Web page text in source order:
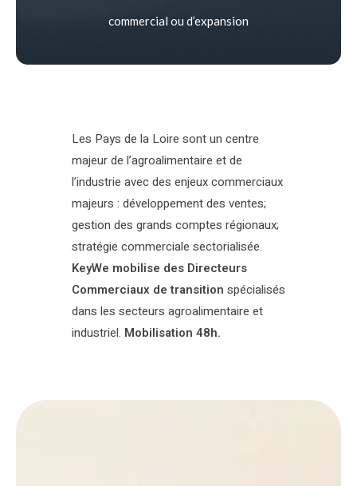
commercial ou d’expansion
Les Pays de la Loire sont un centre
majeur de l’agroalimentaire et de
l’industrie avec des enjeux commerciaux
majeurs : développement des ventes;
gestion des grands comptes régionaux;
stratégie commerciale sectorialisée.
KeyWe mobilise des Directeurs
Commerciaux de transition spécialisés
dans les secteurs agroalimentaire et
industriel. Mobilisation 48h.